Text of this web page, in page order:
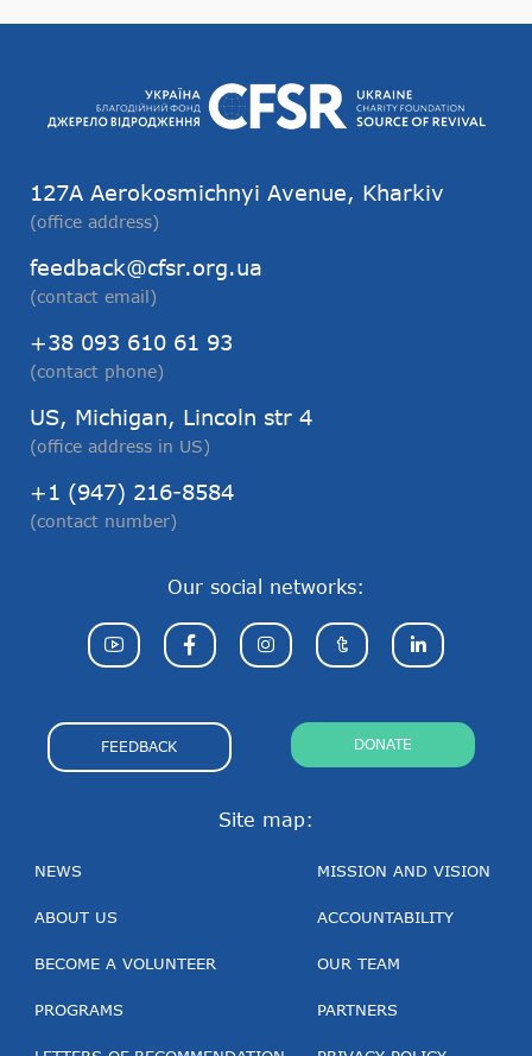
127А Aerokosmichnyi Avenue, Kharkiv
(office address)
feedback@cfsr.org.ua
(contact email)
+38 093 610 61 93
(contact phone)
US, Michigan, Lincoln str 4
(office address in US)
+1 (947) 216-8584
(contact number)
Site map:
NEWS
ABOUT US
BECOME A VOLUNTEER
PROGRAMS
MISSION AND VISION
ACCOUNTABILITY
OUR TEAM
PARTNERS
Our social networks:
FEEDBACK DONATE